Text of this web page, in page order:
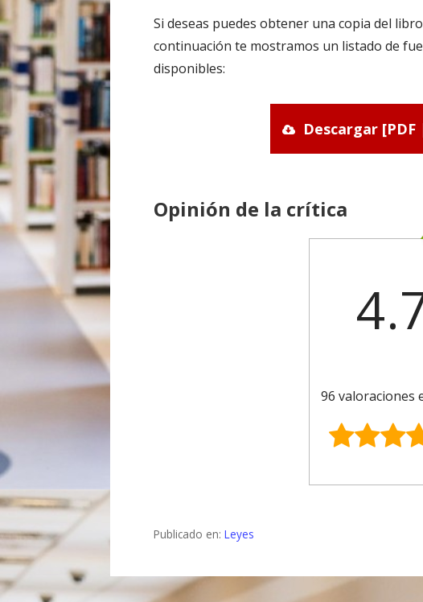
Si deseas puedes obtener una copia del
continuación te mostramos un listado de
disponibles:
Descargar [PDF
Opinión de la crítica
96 valoraciones
Publicado en:Leyes